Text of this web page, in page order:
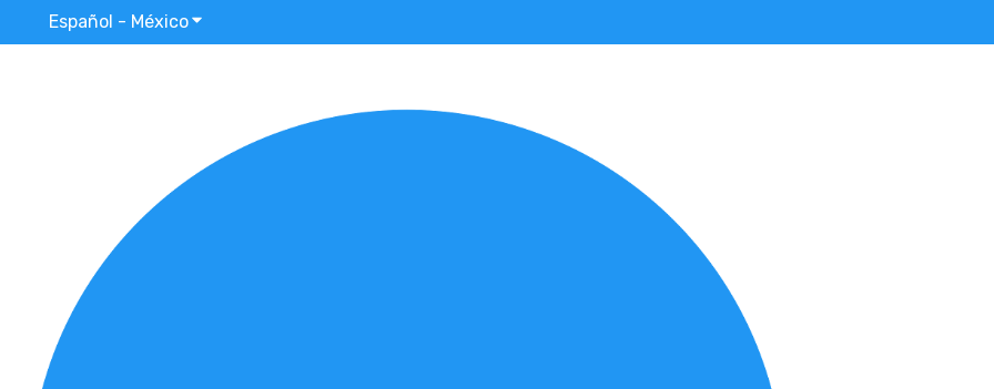
Español - MéxicoTraducciones de Mostrar submenú para